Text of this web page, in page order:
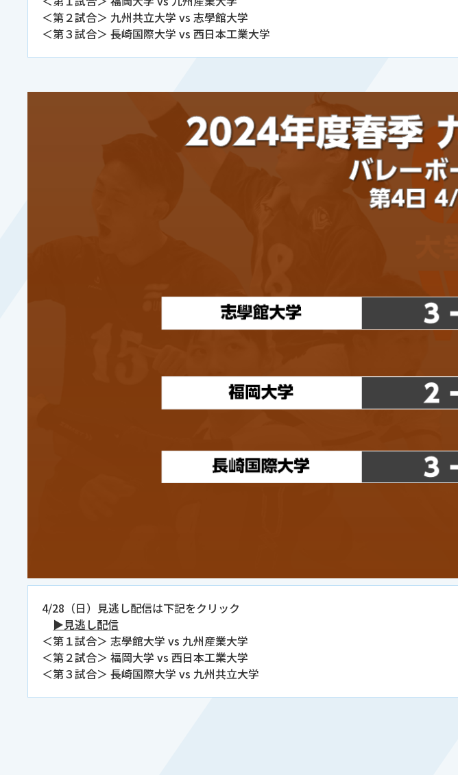
＜第２試合＞ 九州共立大学 vs 志學館大学
＜第３試合＞ 長崎国際大学 vs 西日本工業大学
4/28（日）見逃し配信は下記をクリック
▶見逃し配信
＜第１試合＞ 志學館大学 vs 九州産業大学
＜第２試合＞ 福岡大学 vs 西日本工業大学
＜第３試合＞ 長崎国際大学 vs 九州共立大学